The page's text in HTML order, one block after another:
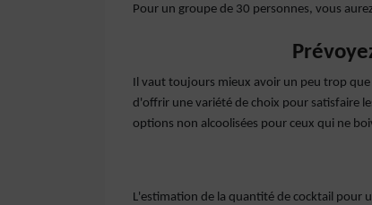
Pour un groupe de 30 personnes, vous
Il vaut toujours mieux avoir un peu trop que
d'offrir une variété de choix pour satisfaire
options non alcoolisées pour ceux qui ne
L'estimation de la quantité de cocktail pour